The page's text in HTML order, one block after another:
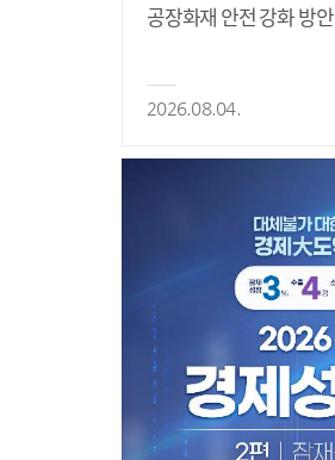
공장화재 안전 강화 방안
2026.08.04.